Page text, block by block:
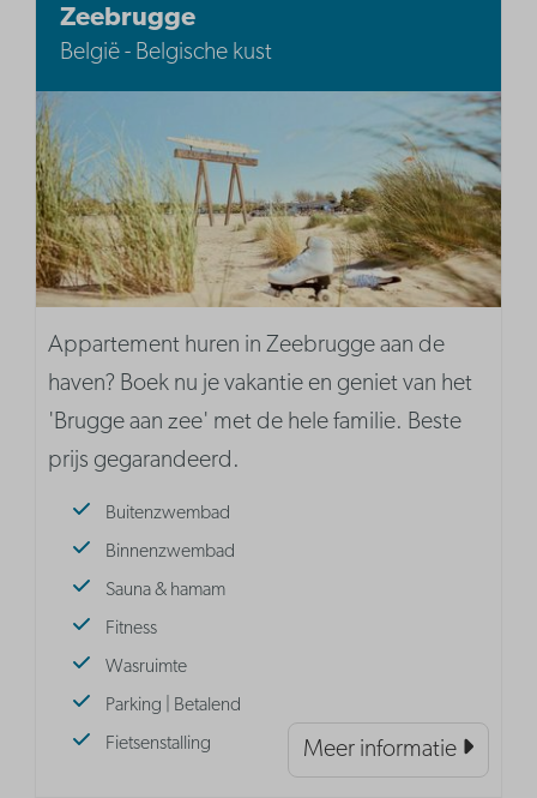
Zeebrugge
België - Belgische kust
Appartement huren in Zeebrugge aan de
haven? Boek nu je vakantie en geniet van het
'Brugge aan zee' met de hele familie. Beste
prijs gegarandeerd.
Buitenzwembad
Binnenzwembad
Sauna & hamam
Fitness
Wasruimte
Parking | Betalend
Fietsenstalling
Meer informatie